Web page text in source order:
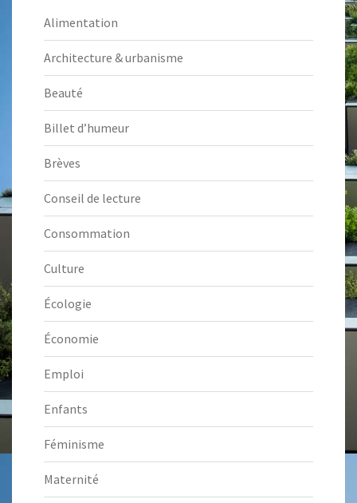
Alimentation
Architecture & urbanisme
Beauté
Billet d’humeur
Brèves
Conseil de lecture
Consommation
Culture
Écologie
Économie
Emploi
Enfants
Féminisme
Maternité